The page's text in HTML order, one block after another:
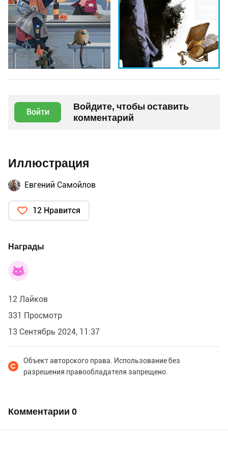
Войти
Войдите, чтобы оставить
комментарий
Иллюстрация
Евгений Самойлов
12 Нравится
Награды
12 Лайков
331 Просмотр
13 Сентябрь 2024, 11:37
Объект авторского права. Использование без
разрешения правообладателя запрещено.
Комментарии 0